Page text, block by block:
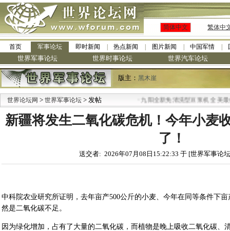
简体中文 繁体中
首页 军事论坛 即时新闻 热点新闻 图片新闻 中国军情
世界军事论坛 世界时事论坛 世界汽车论坛
版主： 黑木崖
世界论坛网 > 世界军事论坛 > 发帖 九阳全新免清洗型豆浆机 全美最低
新疆将发生二氧化碳危机！今年小麦
了！
送交者: 2026年07月08日15:22:33 于 [世界军事论
中科院农业研究所证明，去年亩产500公斤的小麦、今年在同等条件下
然是二氧化碳不足。
因为绿化增加，占有了大量的二氧化碳，而植物是晚上吸收二氧化碳、